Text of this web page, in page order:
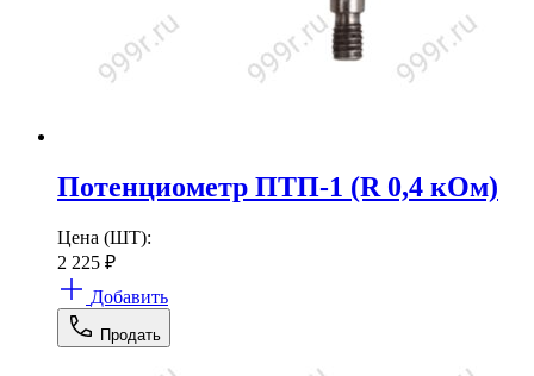
Потенциометр ПТП-1 (R 0,4 кОм)
Цена (ШТ):
2 225 ₽
Добавить
Продать